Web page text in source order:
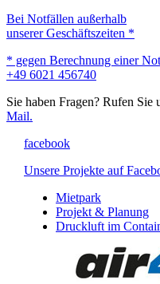
Bei Notfällen außerhalb
unserer Geschäftszeiten *
* gegen Berechnung einer
+49 6021 456740
Sie haben Fragen? Rufen Sie
Mail.
facebook
Unsere Projekte auf
Mietpark
Projekt & Planung
Druckluft im